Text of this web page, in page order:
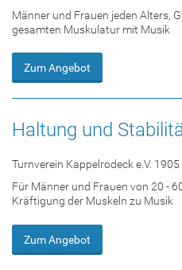
Männer und Frauen jeden Alters,
gesamten Muskulatur mit Musik
Zum Angebot
Haltung und
Turnverein Kappelrodeck e.V. 1905
Für Männer und Frauen von 20 -
Kräftigung der Muskeln zu Musik
Zum Angebot